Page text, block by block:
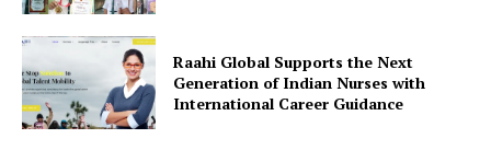
Raahi Global Supports the Next
Generation of Indian Nurses with
International Career Guidance